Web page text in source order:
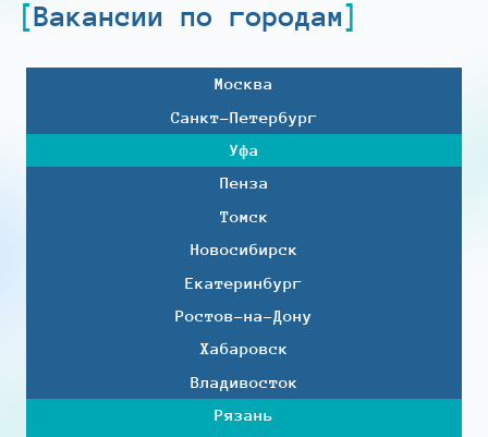
Вакансии по городам
Москва
Санкт-Петербург
Уфа
Пенза
Томск
Новосибирск
Екатеринбург
Ростов-на-Дону
Хабаровск
Владивосток
Рязань